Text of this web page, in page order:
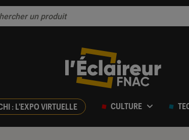
: L'EXPO VIRTUELLE CULTURE